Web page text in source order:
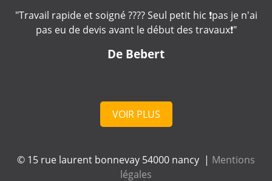
"Des conseils pertinents, un métier manifestement bien
appris. Un tarif convenable et une intervention rapide.
VOIR PLUS
© 15 rue laurent bonnevay 54000 nancy | Mentions
légales